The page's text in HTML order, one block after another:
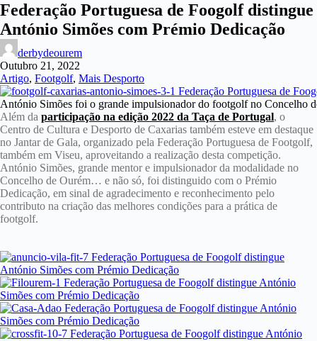
Federação Portuguesa de Foogolf distingue
António Simões com Prémio Dedicação
derbydeourem
Outubro 21, 2022
Artigo, Footgolf, Mais Desporto
António Simões foi o grande impulsionador do footgolf no Concelho
Além da participação na edição 2022 da Taça de Portugal, o
Centro de Cultura e Desporto de Caxarias também esteve em destaque
no Jantar de Gala, organizado pela Federação Portuguesa de Footgolf,
também em Viseu, aproveitando a realização desta competição.
António Simões, grande mentor e impulsionador da modalidade no
Concelho de Ourém… e não só, foi distinguido com o Prémio
Dedicação, em sinal de agradecimento e reconhecimento pelo
contributo na criação das melhores condições para a prática de
footgolf.